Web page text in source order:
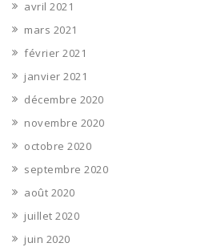
avril 2021
mars 2021
février 2021
janvier 2021
décembre 2020
novembre 2020
octobre 2020
septembre 2020
août 2020
juillet 2020
juin 2020